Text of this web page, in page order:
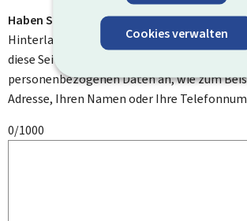
Cookies verwalten
Haben Sie Verbesserungsvorschläge?
Hinterlassen Sie uns einen Kommentar und
diese Seite zu verbessern. Bitte geben Sie
personenbezogenen Daten an, wie zum
Adresse, Ihren Namen oder Ihre
0/1000